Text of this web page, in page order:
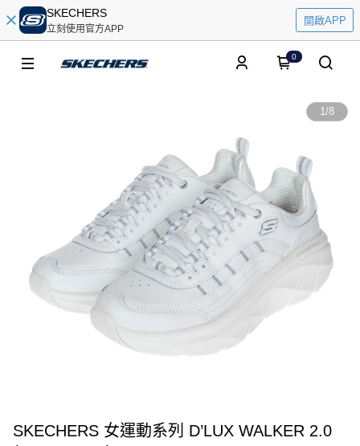
SKECHERS
立刻使用官方APP
開啟APP
0
1/8
SKECHERS 女運動系列 D’LUX WALKER 2.0